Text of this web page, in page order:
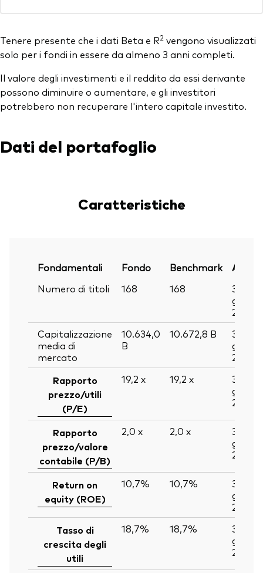
Tenere presente che i dati Beta e R2 vengono visualizzati
solo per i fondi in essere da almeno 3 anni completi.
Il valore degli investimenti e il reddito da essi derivante
possono diminuire o aumentare, e gli investitori
potrebbero non recuperare l'intero capitale investito.
Dati del portafoglio
Caratteristiche
Fondamentali Fondo Benchmark
Al
Numero di titoli
168 168
30
giu
2026
Capitalizzazione
media di
mercato
10.634,0
B
10.672,8 B
30
giu
2026
Rapporto
prezzo/utili
(P/E)
19,2 x 19,2 x
30
giu
2026
Rapporto
prezzo/valore
contabile (P/B)
2,0 x 2,0 x
30
giu
2026
Return on
equity (ROE)
10,7% 10,7%
30
giu
2026
Tasso di
crescita degli
utili
18,7% 18,7%
30
giu
2026